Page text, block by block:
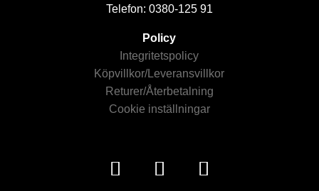
Telefon: 0380-125 91
Policy
Integritetspolicy
Köpvillkor/Leveransvillkor
Returer/Återbetalning
Cookie inställningar